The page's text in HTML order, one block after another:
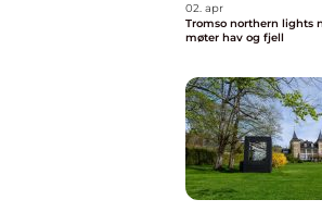
02. apr
Tromso northern lights når nordlyset
møter hav og fjell